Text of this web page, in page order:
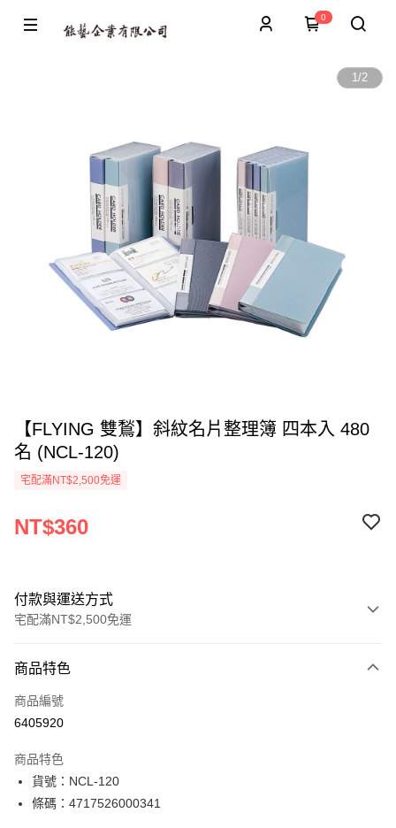
0
1/2
【FLYING 雙鶖】斜紋名片整理簿 四本入 480
名 (NCL-120)
宅配滿NT$2,500免運
NT$360
付款與運送方式
宅配滿NT$2,500免運
信用卡一次付款
Apple Pay
悠遊付
ATM付款
商品特色
商品編號
6405920
商品特色
貨號：NCL-120
條碼：4717526000341